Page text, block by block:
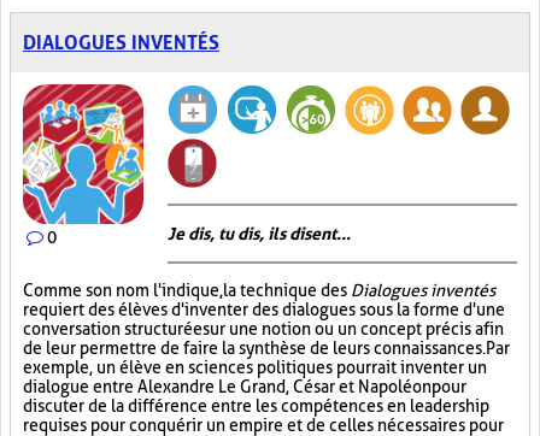
DIALOGUES INVENTÉS
0 Je dis, tu dis, ils disent...
Comme son nom l'indique, la technique des Dialogues inventés
requiert des élèves d'inventer des dialogues sous la forme d'une
conversation structurée sur une notion ou un concept précis afin
de leur permettre de faire la synthèse de leurs connaissances. Par
exemple, un élève en sciences politiques pourrait inventer un
dialogue entre Alexandre Le Grand, César et Napoléon pour
discuter de la différence entre les compétences en leadership
requises pour conquérir un empire et de celles nécessaires pour